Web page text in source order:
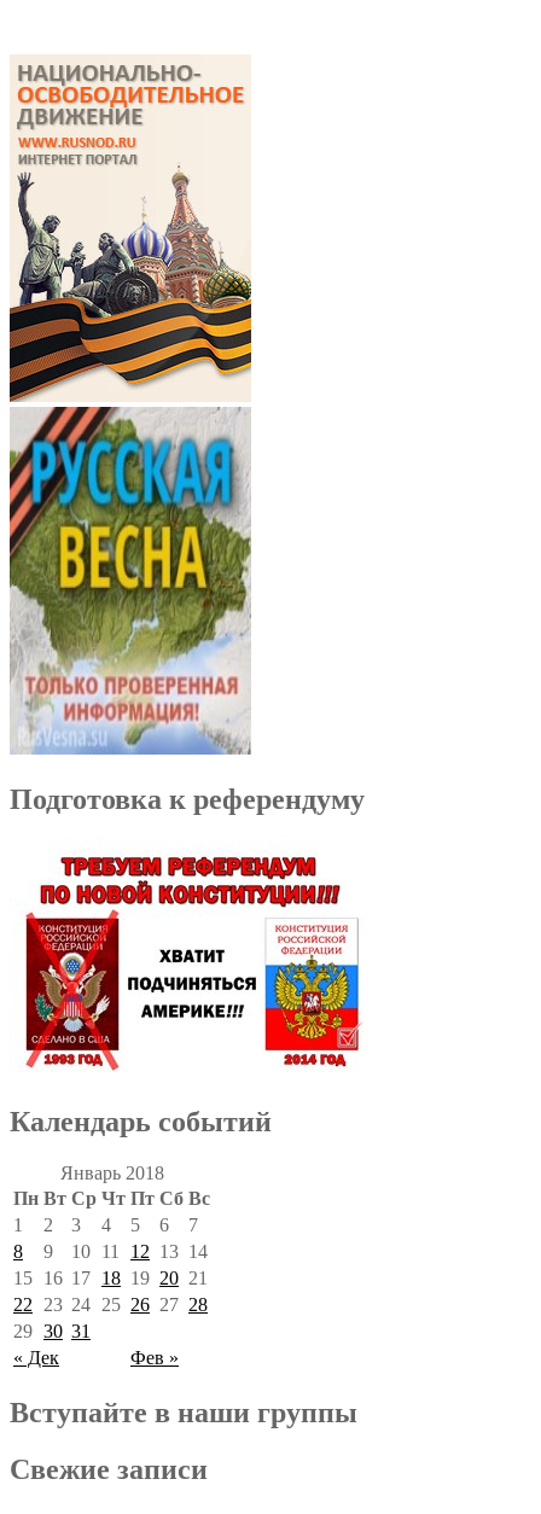
Подготовка к референдуму
Календарь событий
Январь 2018
Пн Вт Ср Чт Пт Сб Вс
« Дек Фев »
1 2 3 4 5 6
7
8
9 10 11 12 13 14
15 16 17 18 19 20 21
22
23 24 25 26 27 28
29 30 31
Вступайте в наши группы
Свежие записи